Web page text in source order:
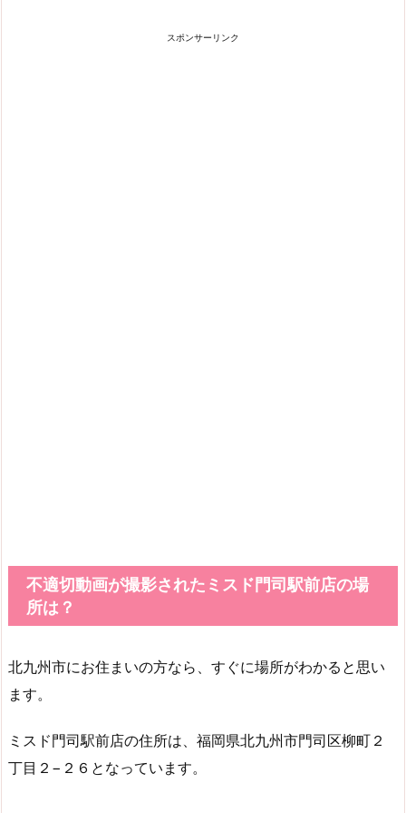
スポンサーリンク
不適切動画が撮影されたミスド門司駅前店の場
所は？
北九州市にお住まいの方なら、すぐに場所がわかると思い
ます。
ミスド門司駅前店の住所は、福岡県北九州市門司区柳町２
丁目２−２６となっています。